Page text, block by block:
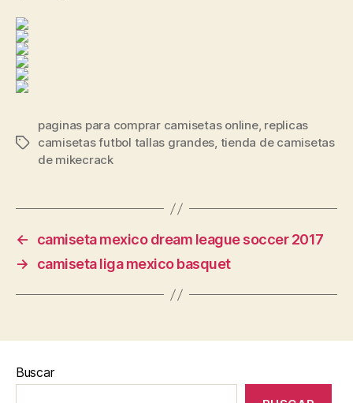
Etiquetas
paginas para comprar camisetas online, replicas
camisetas futbol tallas grandes, tienda de camisetas
de mikecrack
←
camiseta mexico dream league soccer 2017
→
camiseta liga mexico basquet
Buscar